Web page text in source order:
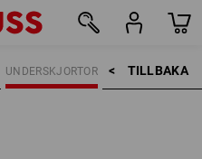
TILLBAKA    >
UNDERSKJORTOR